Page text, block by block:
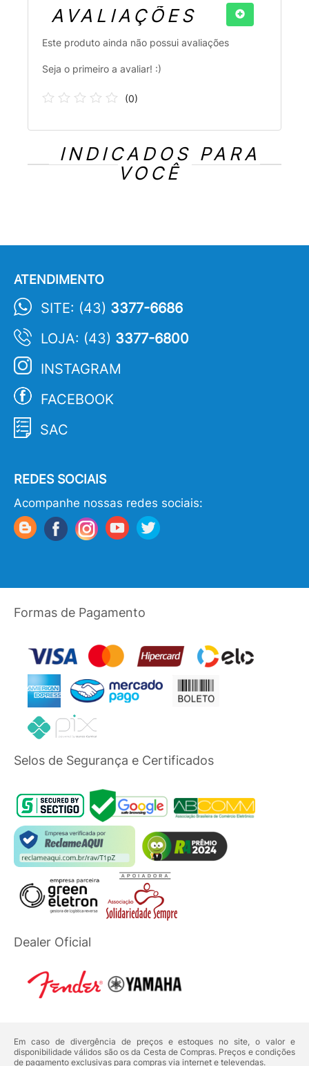
AVALIAÇÕES
Este produto ainda não possui avaliações
Seja o primeiro a avaliar! :)
(0)
INDICADOS PARA
VOCÊ
ATENDIMENTO
SITE: (43) 3377-6686
LOJA: (43) 3377-6800
INSTAGRAM
FACEBOOK
SAC
REDES SOCIAIS
Acompanhe nossas redes sociais:
Formas de Pagamento
Selos de Segurança e Certificados
Dealer Oficial
Em caso de divergência de preços e estoques no site, o valor e
disponibilidade válidos são os da Cesta de Compras. Preços e condições
de pagamento exclusivas para compras via internet e televendas.